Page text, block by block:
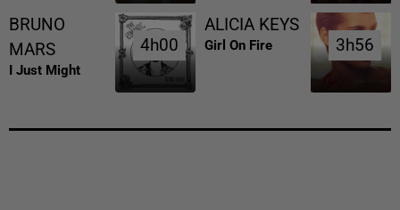
BRUNO
MARS
I Just Might
4h00
4h00
ALICIA KEYS
Girl On Fire 3h56
3h56